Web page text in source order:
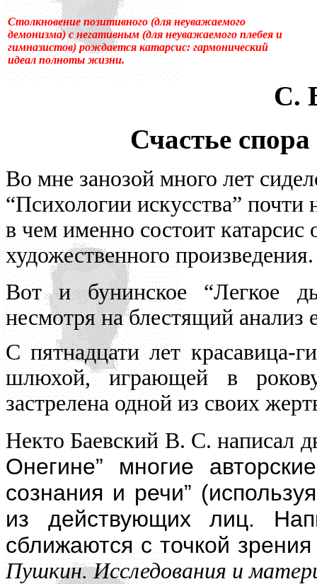
менять в тысячах мест,
устаревшим.Ещё одна
применение слова
состояние,
[отличающемуся от
у растений, и у бактерий.
вторая сигнальная
всюду применял как чисто
противопоставляя
подсознательное часто
то обеспечивает любое
одна его часть, которая –
– обеспечивает в
подсознаний автора и
поводу. По
подсознаний в
то, знаемом и рожденном
нигде уточнять и
Столкновение позитивного (для неуважаемого
демонизма) с негативным (для неуважаемого плебея и
гимназистов) рождается катарсис: гармонический
идеал полноты жизни.
С.
Счастье
Во мне занозой много лет
“Психологии искусства” почти
в чем именно состоит катарсис
художественного произведения.
Вот и бунинское “Легкое
несмотря на блестящий анализ
С пятнадцати лет красавица-
шлюхой, играющей в
застрелена одной из своих
Некто Баевский В. С. написал
Онегине” многие
сознания и речи”
из действующих лиц.
сближаются с точкой
Пушкин. Исследования и